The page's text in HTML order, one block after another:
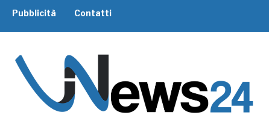
Pubblicità Contatti